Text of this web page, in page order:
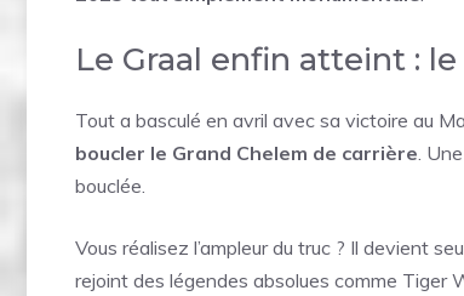
Le Graal enfin atteint :
Tout a basculé en avril avec sa victoire au
boucler le Grand Chelem de carrière.
bouclée.
Vous réalisez l’ampleur du truc ? Il devient
rejoint des légendes absolues comme Tiger